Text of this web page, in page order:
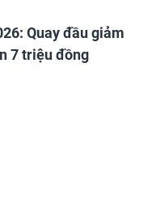
Quay đầu giảm